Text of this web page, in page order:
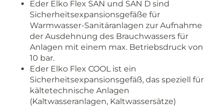
Eder Elko Flex SAN und SAN D sind
Sicherheitsexpansionsgefäße für
Warmwasser-Sanitäranlagen zur Aufnahme
der Ausdehnung des Brauchwassers für
Anlagen mit einem max. Betriebsdruck von
10 bar.
Eder Elko Flex COOL ist ein
Sicherheitsexpansionsgefäß, das speziell für
kältetechnische Anlagen
(Kaltwasseranlagen, Kaltwassersätze)